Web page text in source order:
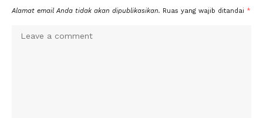
Alamat email Anda tidak akan dipublikasikan. Ruas yang wajib ditandai *